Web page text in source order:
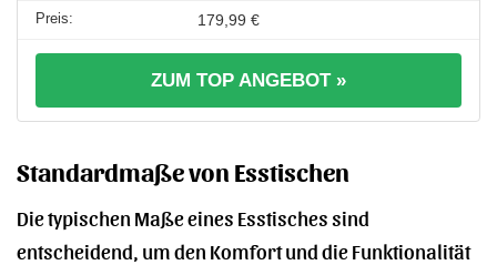
179,99 €
ZUM TOP ANGEBOT »
Standardmaße von Esstischen
Die typischen Maße eines Esstisches sind
entscheidend, um den Komfort und die Funktionalität